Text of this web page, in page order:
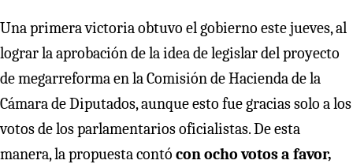
Una primera victoria obtuvo el gobierno este jueves, al
lograr la aprobación de la idea de legislar del proyecto
de megarreforma en la Comisión de Hacienda de la
Cámara de Diputados, aunque esto fue gracias solo a los
votos de los parlamentarios oficialistas. De esta
manera, la propuesta contó con ocho votos a favor,